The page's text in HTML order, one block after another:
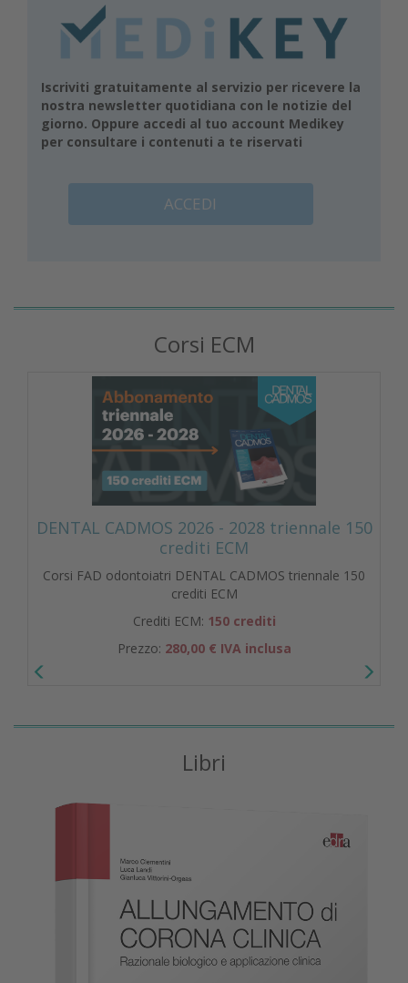
Iscriviti gratuitamente al servizio per ricevere la
nostra newsletter quotidiana con le notizie del
giorno. Oppure accedi al tuo account Medikey
per consultare i contenuti a te riservati
ACCEDI
Corsi ECM
DENTAL CADMOS 2026 - 2028 triennale 150
crediti ECM
Corsi FAD odontoiatri DENTAL CADMOS triennale 150
crediti ECM
Crediti ECM: 150 crediti
Prezzo: 280,00 € IVA inclusa
Libri